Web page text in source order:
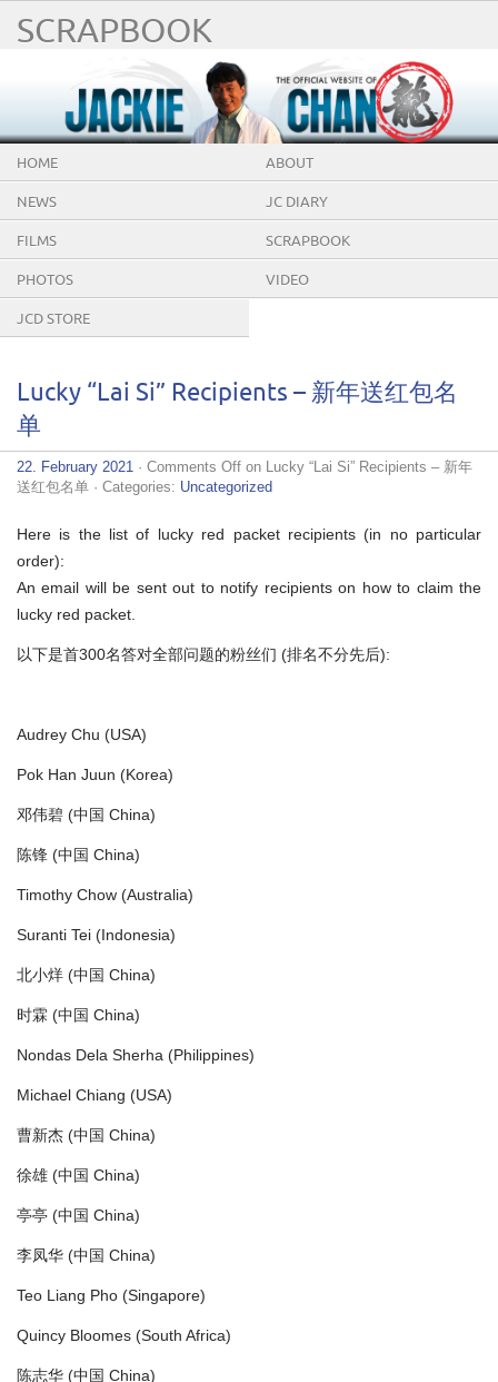
SCRAPBOOK
HOME ABOUT
NEWS JC DIARY
FILMS SCRAPBOOK
PHOTOS VIDEO
JCD STORE
Lucky “Lai Si” Recipients – 新年送红包名
单
22. February 2021 · Comments Off on Lucky “Lai Si” Recipients – 新年
送红包名单 · Categories: Uncategorized
Here is the list of lucky red packet recipients (in no particular
order):
An email will be sent out to notify recipients on how to claim the
lucky red packet.
以下是首300名答对全部问题的粉丝们 (排名不分先后):
Audrey Chu (USA)
Pok Han Juun (Korea)
邓伟碧 (中国 China)
陈锋 (中国 China)
Timothy Chow (Australia)
Suranti Tei (Indonesia)
北小烊 (中国 China)
时霖 (中国 China)
Nondas Dela Sherha (Philippines)
Michael Chiang (USA)
曹新杰 (中国 China)
徐雄 (中国 China)
亭亭 (中国 China)
李凤华 (中国 China)
Teo Liang Pho (Singapore)
Quincy Bloomes (South Africa)
陈志华 (中国 China)